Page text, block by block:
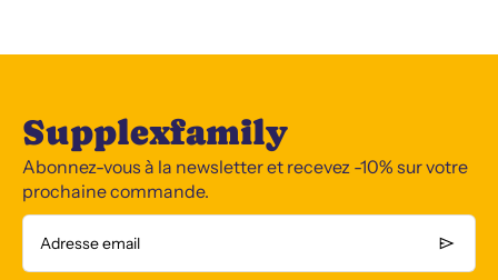
Supplexfamily
Abonnez-vous à la newsletter et recevez -10% sur votre
prochaine commande.
Adresse email